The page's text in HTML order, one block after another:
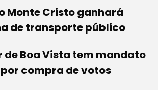
Monte Cristo ganhará
de transporte público
de Boa Vista tem mandato
compra de votos